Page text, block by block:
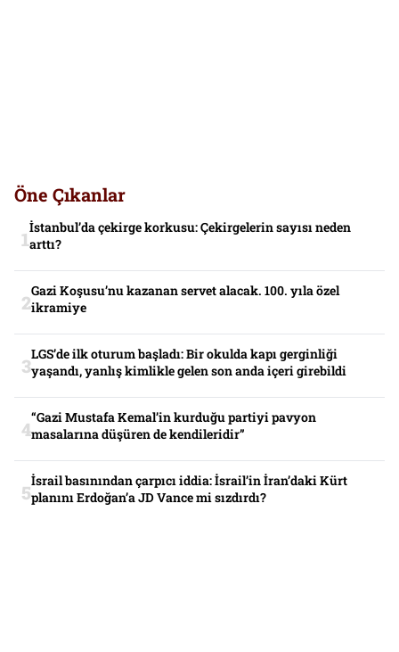
Öne Çıkanlar
İstanbul’da çekirge korkusu: Çekirgelerin sayısı neden
arttı?
Gazi Koşusu’nu kazanan servet alacak. 100. yıla özel
ikramiye
LGS’de ilk oturum başladı: Bir okulda kapı gerginliği
yaşandı, yanlış kimlikle gelen son anda içeri girebildi
“Gazi Mustafa Kemal’in kurduğu partiyi pavyon
masalarına düşüren de kendileridir”
İsrail basınından çarpıcı iddia: İsrail’in İran’daki Kürt
planını Erdoğan’a JD Vance mi sızdırdı?